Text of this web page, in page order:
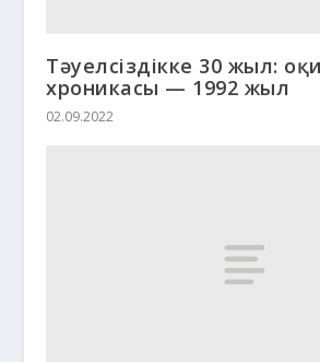
Тәуелсіздікке 30 жыл:
хроникасы — 1992 жыл
02.09.2022